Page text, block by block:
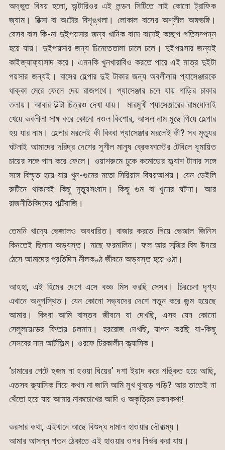
অদ্ভুত বিষয় হলো, অন্টারিওর এই লন্ডন সিটিতে নাই কোনো ট্রাফিক
জ্যাম। রিক্সা বা অটোর বিশৃঙ্খলা। লোকাল বাসের অশ্লীল অঙ্গভঙ্গি।
যেসব বাস কি-না দুইপয়সার জন্য খানিক বাদে বাদেই কচ্ছপ গতিসম্পন্ন
হয়ে যায়। দুইপয়সার জন্য ঢিমেতেতালা চালে চলে। দুইপয়সার জন্যই
কাইজ্যাফ্যাসাদ করে। এমনকি খুনখারাবিও করতে পারে এই মাত্র দুইটা
পয়সার জন্যই। বাসের হেল্পার দুই টাকার জন্য অবলীলায় প্যাসেঞ্জারকে
ধাক্কা মেরে ফেলে দেয় রাজপথে। প্যাসেঞ্জার চলে যায় গাড়ির চাকার
তলায়। আবার উল্টা চিত্রও দেখা যায়। মারমুখী প্যাসেঞ্জারের রামধোলাই
খেয়ে ভবলীলা সাঙ্গ করে কোনো নওল কিশোর, আসল নাম মুছে গিয়ে হেল্পার
হয় যার নাম। হেল্পার মরলেই কী কিংবা প্যাসেঞ্জার মরলেই কী? সব মৃত্যুর
ঘটনাই আমাদের দরিদ্র দেশের সুশীল মানুষ ব্রেকফাস্টের টেবিলে ধূমায়িত
চায়ের সঙ্গে পান করে ফেলে। ওয়াশরুমে ঢুকে কমোডের ফ্ল্যাশ টানার সঙ্গে
সঙ্গে বিস্মৃত হয়ে যায় খুন-গুমের মতো সিরিয়াস বিষয়আশয়। যেন ডেইলি
রুটিনে থাকবেই কিছু মৃত্যুসংবাদ। কিছু গুম বা খুনের ঘটনা। আর
রাজনীতিবিদদের পল্টিবাজি।
তেমনি খাদ্যে ভেজালও অবধারিত। বাজার করতে গিয়ে ভেজাল জিনিস
কিনতেই ছিলাম অভ্যস্ত। মাছে ফরমালিন। ফল আর সব্জির বিষ উদরে
ঠেসে আমাদের প্রতিদিন নীলকণ্ঠ জীবনে অভ্যস্ত হয়ে ওঠা।
আহহা, এই হিমের দেশে এসে বড্ড মিস করছি সেসব। চিরচেনা দৃশ্য
এখানে অনুপস্থিত। যেন কোনো সভ্যদের দেশে নতুন করে জন্ম হয়েছে
আমার। কিংবা আমি বাস্তব জীবনে যা দেখছি, এসব যেন কোনো
সেলুলয়েডের ফিতায় চলমান। হররোজ দেখছি, যাপন করছি যা-কিছু
সেসবের নাম আর্টফিল্ম। ওরফে চিরকালীন ক্ল্যাসিক।
‘চামারের পেটে হজম না হওয়া ঘিয়ের’ দশা ইয়াদ করে শঙ্কিত হয়ে আছি,
এতসব ক্ল্যাসিক নিয়ে কখন না জানি আমি মুখ থুবড়ে পড়ি? আর তাতেই না
থেঁতো হয়ে যায় আমার নাকচোখের আদি ও অকৃত্রিম ঢকনকশা!
ভরসার কথা, এইখানে আছে বিশুদ্ধ দামাল হাওয়ার দৌরাত্ম্য।
আমার আসন্ন পতন ঠেকাতে এই হাওয়ার ওপর নির্ভর করা যায়।